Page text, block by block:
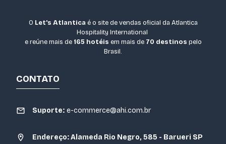
O Let's Atlantica é o site de vendas oficial da Atlantica
Hospitality International
e reúne mais de 165 hotéis em mais de 70 destinos pelo
Brasil.
CONTATO
Suporte: e-commerce@ahi.com.br
Endereço: Alameda Rio Negro, 585 - Barueri SP